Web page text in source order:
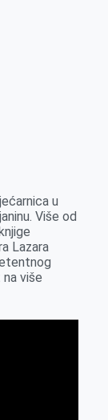
u
Više od
Lazara
više